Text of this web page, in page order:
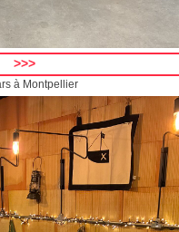
>>>
à Montpellier